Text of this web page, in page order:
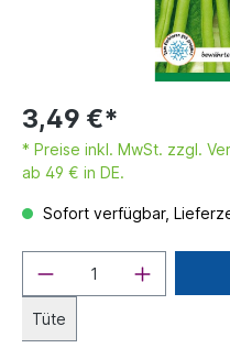
3,49 €*
* Preise inkl. MwSt. zzgl.
ab 49 € in DE.
Sofort verfügbar,
Tüte